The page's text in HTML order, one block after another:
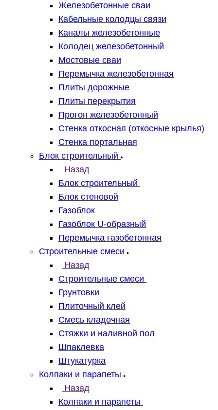
Железобетонные сваи
Кабельные колодцы связи
Каналы железобетонные
Колодец железобетонный
Мостовые сваи
Перемычка железобетонная
Плиты дорожные
Плиты перекрытия
Прогон железобетонный
Стенка откосная (откосные крылья)
Стенка портальная
Блок строительный
Назад
Блок строительный
Блок стеновой
Газоблок
Газоблок U-образный
Перемычка газобетонная
Строительные смеси
Назад
Строительные смеси
Грунтовки
Плиточный клей
Смесь кладочная
Стяжки и наливной пол
Шпаклевка
Штукатурка
Колпаки и парапеты
Назад
Колпаки и парапеты